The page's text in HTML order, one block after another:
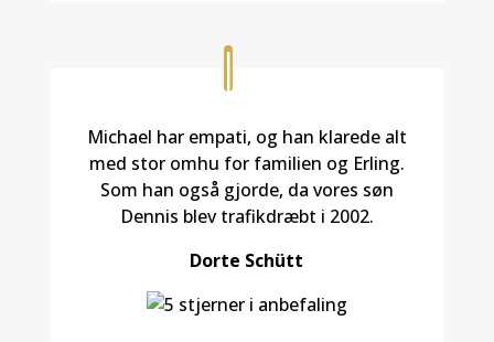
Michael har empati, og han klarede alt
med stor omhu for familien og Erling.
Som han også gjorde, da vores søn
Dennis blev trafikdræbt i 2002.
Dorte Schütt